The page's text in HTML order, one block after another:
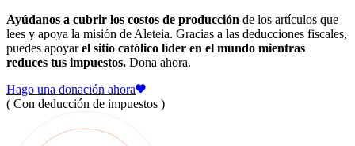
Ayúdanos a cubrir los costos de producción de los artículos que
lees y apoya la misión de Aleteia. Gracias a las deducciones fiscales,
puedes apoyarel sitio católico líder en el mundo mientras
reduces tus impuestos. Dona ahora.
Hago una donación ahora
( Con deducción de impuestos )